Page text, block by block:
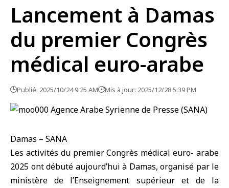
Lancement à Damas
du premier Congrès
médical euro-arabe
Publié: 2025/10/24 9:25 AM Mis à jour: 2025/12/28 5:39 PM
Damas – SANA
Les activités du premierCongrès médical euro- arabe
2025 ont débuté aujourd’hui à Damas, organisé par le
ministère de l’Enseignement supérieur et de la